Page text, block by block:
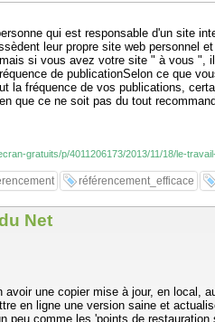
qui est responsable d'un site
leur propre site web
si vous avez votre site " à vous
de publicationSelon ce que
la fréquence de vos publications,
que ce ne soit pas du tout
gratuits/p/4011206173/2013/11/18/le-
référencement_efficace
Net
une copier mise à jour, en
en ligne une version saine et
comme les 'points de